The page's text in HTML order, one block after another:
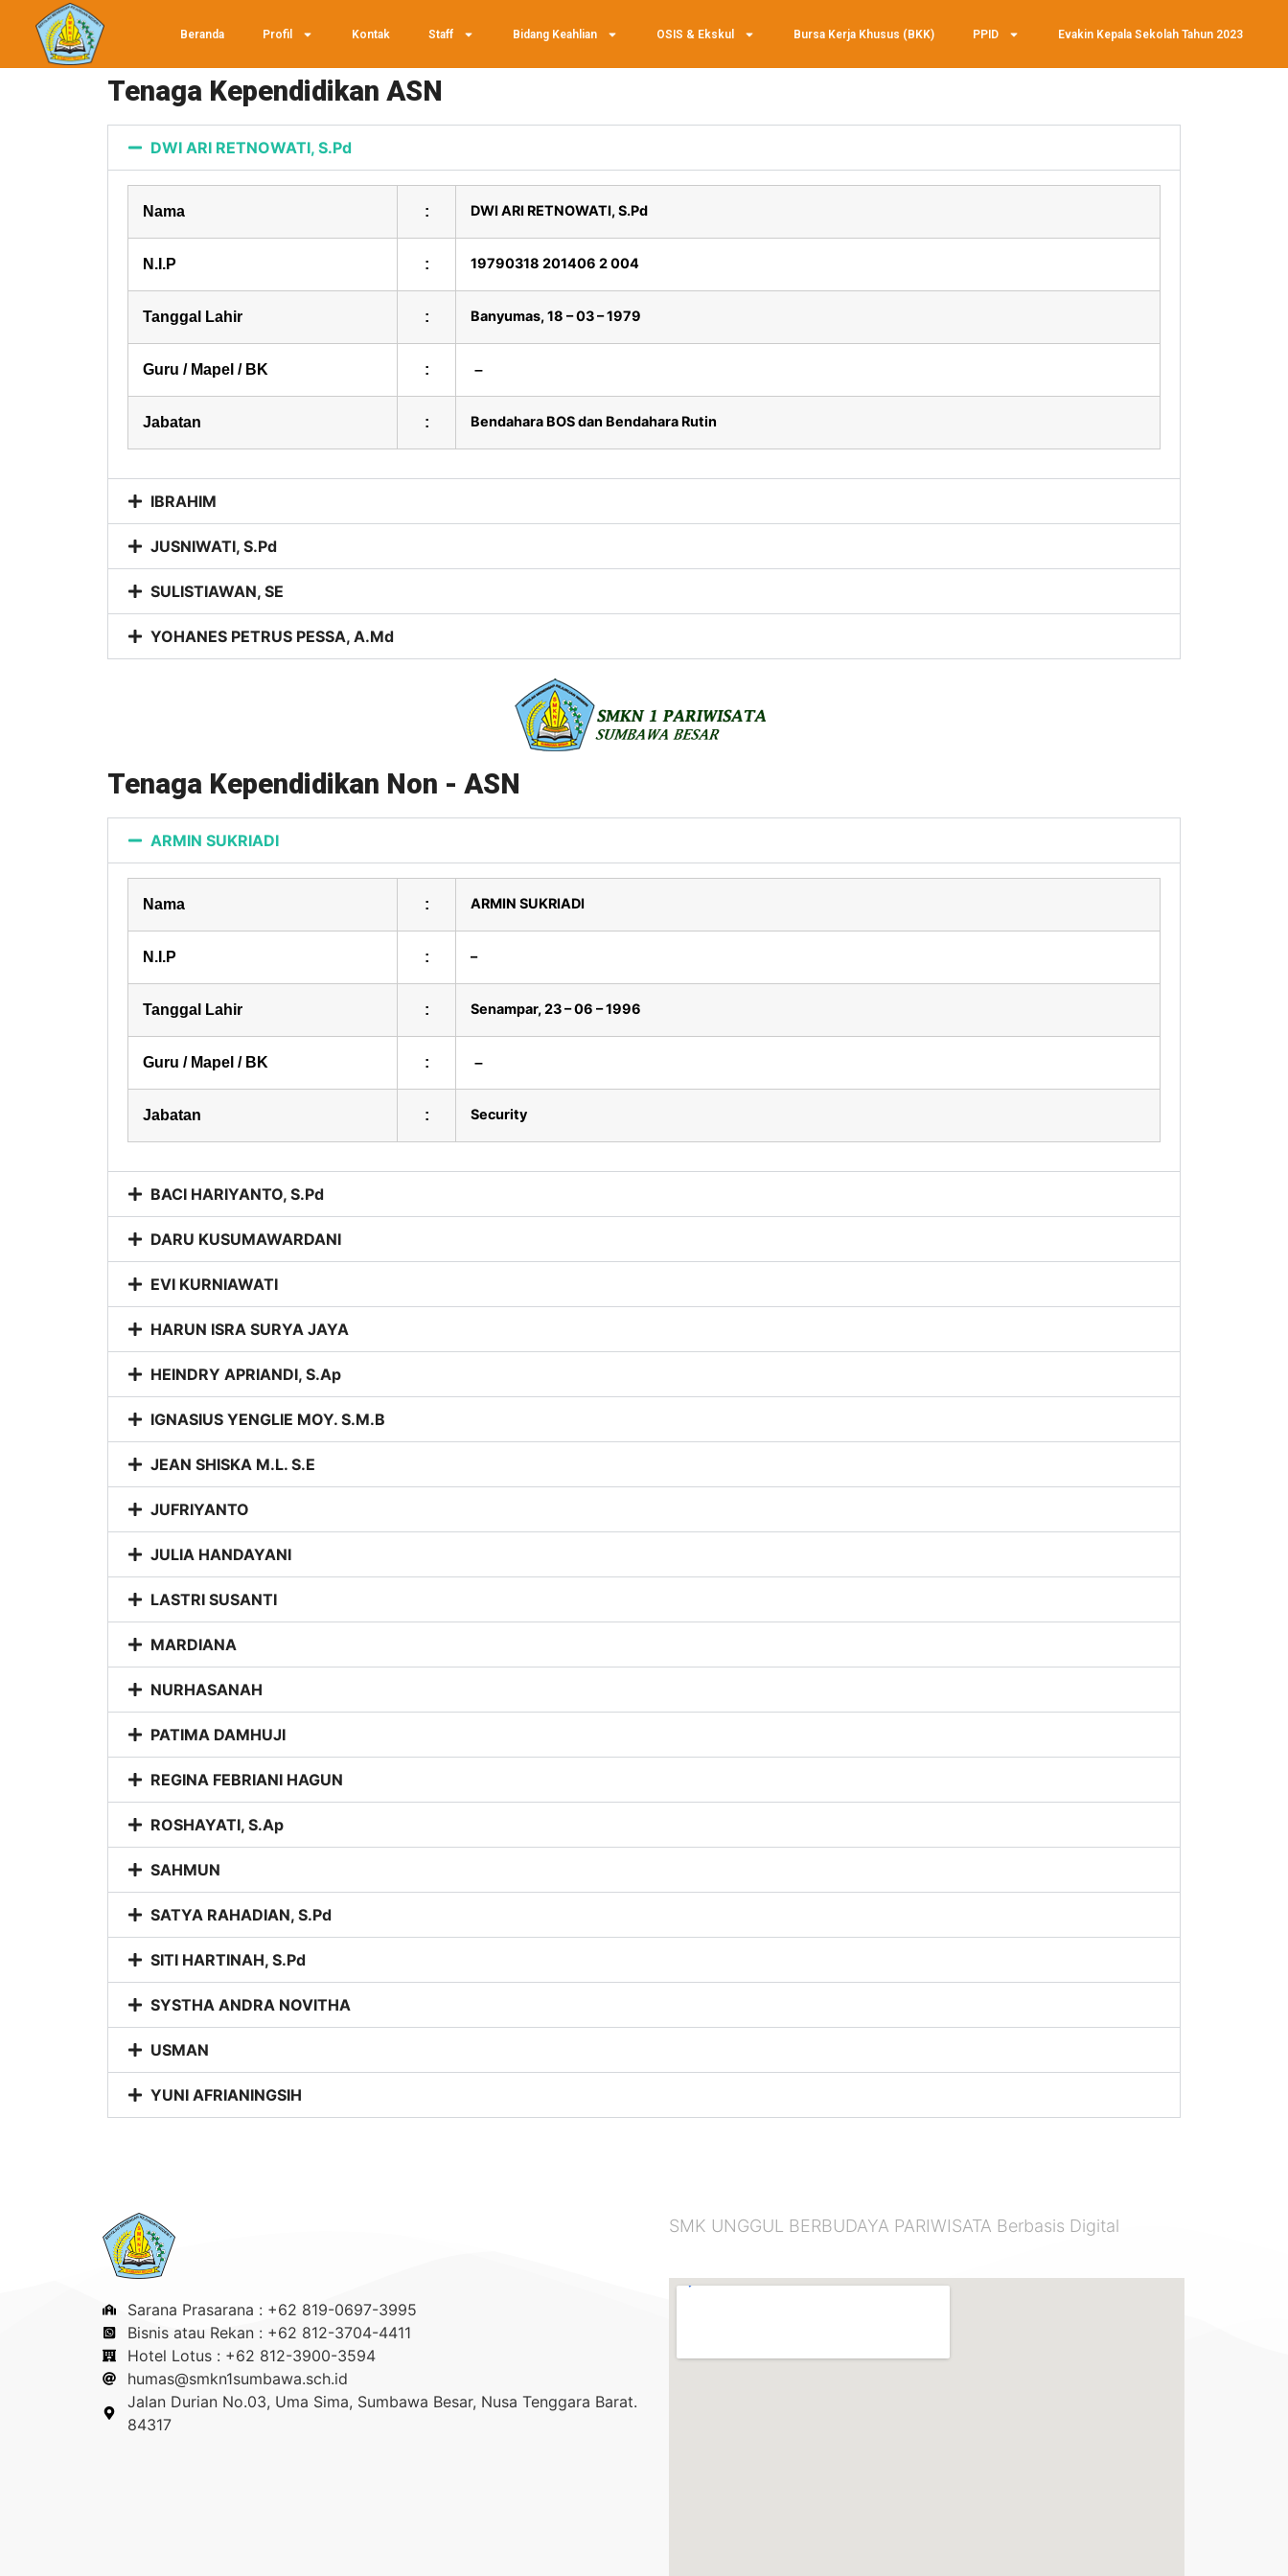
Beranda Profil Kontak Staff Bidang Keahlian OSIS & Ekskul Bursa Kerja Khusus (BKK) PPID Evakin Kepala Sekolah Tahun 2023
Tenaga Kependidikan ASN
DWI ARI RETNOWATI, S.Pd
Nama : DWI ARI RETNOWATI, S.Pd
N.I.P : 19790318 201406 2 004
Tanggal Lahir : Banyumas, 18 – 03 – 1979
Guru / Mapel / BK : –
Jabatan : Bendahara BOS dan Bendahara Rutin
IBRAHIM
JUSNIWATI, S.Pd
SULISTIAWAN, SE
YOHANES PETRUS PESSA, A.Md
Tenaga Kependidikan Non - ASN
ARMIN SUKRIADI
Nama : ARMIN SUKRIADI
N.I.P : –
Tanggal Lahir : Senampar, 23 – 06 – 1996
Guru / Mapel / BK : –
Jabatan : Security
BACI HARIYANTO, S.Pd
DARU KUSUMAWARDANI
EVI KURNIAWATI
HARUN ISRA SURYA JAYA
HEINDRY APRIANDI, S.Ap
IGNASIUS YENGLIE MOY. S.M.B
JEAN SHISKA M.L. S.E
JUFRIYANTO
JULIA HANDAYANI
LASTRI SUSANTI
MARDIANA
NURHASANAH
PATIMA DAMHUJI
REGINA FEBRIANI HAGUN
ROSHAYATI, S.Ap
SAHMUN
SATYA RAHADIAN, S.Pd
SITI HARTINAH, S.Pd
SYSTHA ANDRA NOVITHA
USMAN
YUNI AFRIANINGSIH
Sarana Prasarana : +62 819-0697-3995
Bisnis atau Rekan : +62 812-3704-4411
Hotel Lotus : +62 812-3900-3594
humas@smkn1sumbawa.sch.id
Jalan Durian No.03, Uma Sima, Sumbawa Besar, Nusa Tenggara Barat.
84317
SMK UNGGUL BERBUDAYA PARIWISATA Berbasis Digital